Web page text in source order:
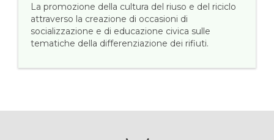
La promozione della cultura del riuso e del riciclo
attraverso la creazione di occasioni di
socializzazione e di educazione civica sulle
tematiche della differenziazione dei rifiuti.